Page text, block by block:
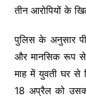
तीन आरोपियों के
पुलिस के अनुसार
और मानसिक रूप से
माह में युवती घर से
18 अप्रैल को